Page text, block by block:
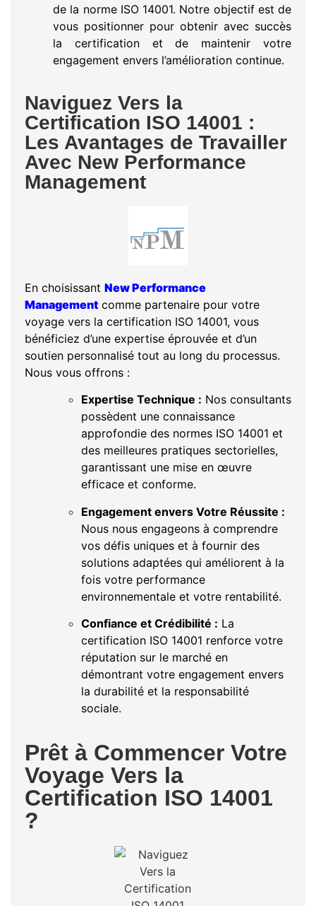
de la norme ISO 14001. Notre objectif est de
vous positionner pour obtenir avec succès
la certification et de maintenir votre
engagement envers l’amélioration continue.
Naviguez Vers la
Certification ISO 14001 :
Les Avantages de Travailler
Avec New Performance
Management
En choisissant New Performance
Management comme partenaire pour votre
voyage vers la certification ISO 14001, vous
bénéficiez d’une expertise éprouvée et d’un
soutien personnalisé tout au long du processus.
Nous vous offrons :
Expertise Technique : Nos consultants
possèdent une connaissance
approfondie des normes ISO 14001 et
des meilleures pratiques sectorielles,
garantissant une mise en œuvre
efficace et conforme.
Engagement envers Votre Réussite :
Nous nous engageons à comprendre
vos défis uniques et à fournir des
solutions adaptées qui améliorent à la
fois votre performance
environnementale et votre rentabilité.
Confiance et Crédibilité : La
certification ISO 14001 renforce votre
réputation sur le marché en
démontrant votre engagement envers
la durabilité et la responsabilité
sociale.
Prêt à Commencer Votre
Voyage Vers la
Certification ISO 14001
?